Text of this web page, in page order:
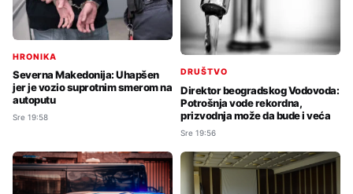
HRONIKA
Severna Makedonija: Uhapšen
jer je vozio suprotnim smerom na
autoputu
Sre 19:58
DRUŠTVO
Direktor beogradskog Vodovoda:
Potrošnja vode rekordna,
prizvodnja može da bude i veća
Sre 19:56